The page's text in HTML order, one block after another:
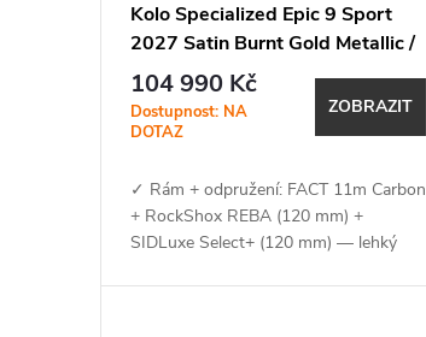
Kolo Specialized Epic 9 Sport
2027 Satin Burnt Gold Metallic /
Metallic White Silver
104 990 Kč
Dostupnost: NA
DOTAZ
ZOBRAZIT
✓ Rám + odpružení: FACT 11m Carbon
+ RockShox REBA (120 mm) +
SIDLuxe Select+ (120 mm) — lehký